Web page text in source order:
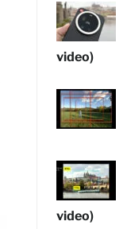
video)
video)